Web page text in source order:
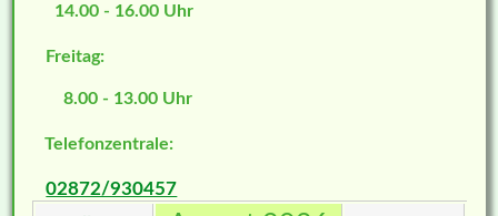
14.00 - 16.00 Uhr
Freitag:
8.00 - 13.00 Uhr
Telefonzentrale:
02872/930457